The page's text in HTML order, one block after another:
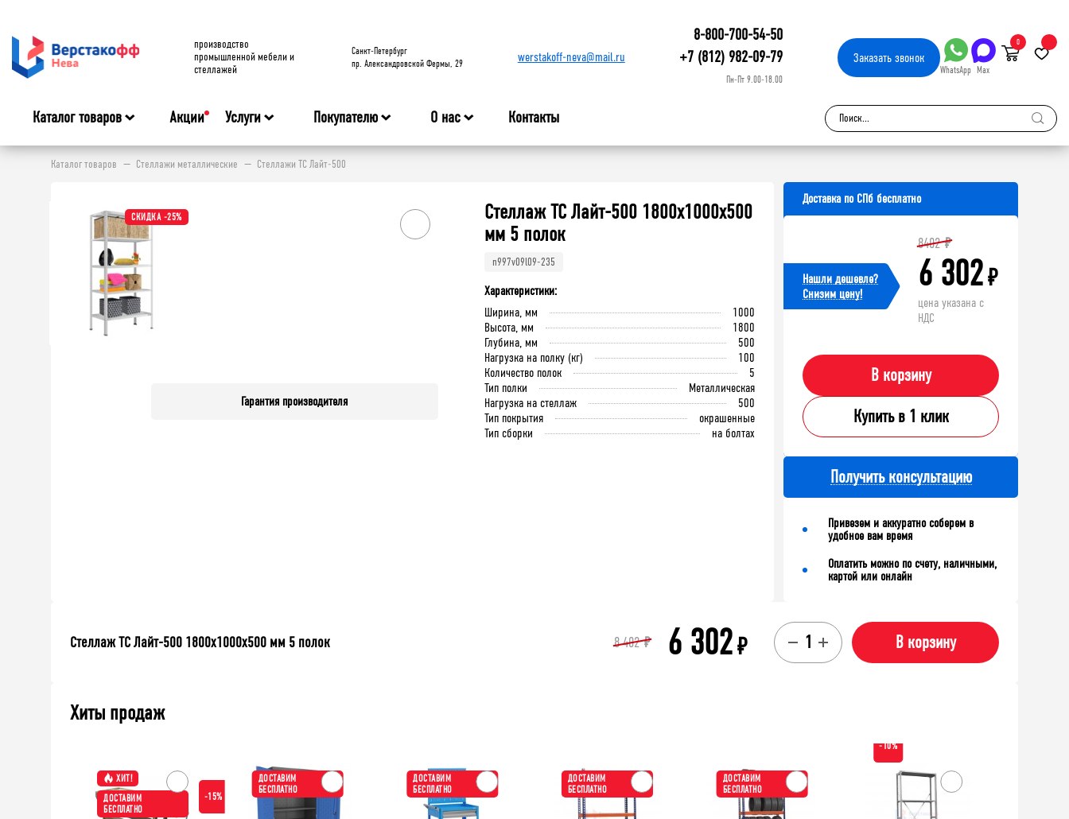
производство
промышленной мебели и
стеллажей
Cанкт-Петербург
пр. Александровской Фермы, 29
werstakoff-neva@mail.ru
8-800-700-54-50
+7 (812) 982-09-79
Пн-Пт 9.00-18.00
Заказатьзвонок
WhatsApp Max
0
Каталог товаров Акции Услуги Покупателю О нас Контакты
Каталог товаров Стеллажи металлические Стеллажи ТС Лайт-500
СКИДКА -25%
Гарантия производителя
Стеллаж ТС Лайт-500 1800х1000х500
мм 5 полок
n997v09l09-235
Характеристики:
Ширина, мм
1000
Высота, мм
1800
Глубина, мм
500
Нагрузка на полку (кг)
100
Количество полок
5
Тип полки
Металлическая
Нагрузка на стеллаж
500
Тип покрытия
окрашенные
Тип сборки
на болтах
Доставка по СПб бесплатно
Нашли дешевле?
Cнизим цену!
8402 ₽
6 302₽
цена указана с
НДС
В корзину
Купить в 1 клик
Получить консультацию
Привезем и аккуратно соберем в
удобное вам время
Оплатить можно по счету, наличными,
картой или онлайн
Стеллаж ТС Лайт-500 1800х1000х500 мм 5 полок 8 402 ₽ 6 302₽ В корзину
Хиты продаж
ХИТ!
ДОСТАВИМ
БЕСПЛАТНО
-15%
ДОСТАВИМ
БЕСПЛАТНО
ДОСТАВИМ
БЕСПЛАТНО
ДОСТАВИМ
БЕСПЛАТНО
ДОСТАВИМ
БЕСПЛАТНО
-10%